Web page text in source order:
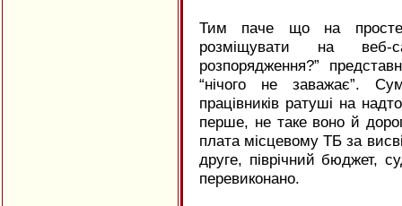
Тим паче що на
розміщувати на веб-
розпорядження?”
“нічого не заважає”.
працівників ратуші на
перше, не таке воно й
плата місцевому ТБ за
друге, піврічний бюджет,
перевиконано.